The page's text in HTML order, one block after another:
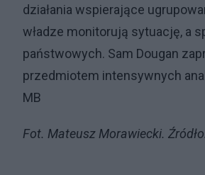
działania wspierające
władze monitorują sytuację, a
państwowych. Sam Dougan
przedmiotem intensywnych
MB
Fot. Mateusz Morawiecki.